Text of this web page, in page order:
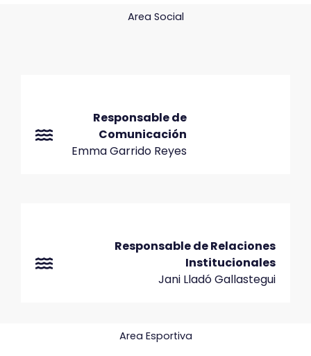
Area Social
Responsable de
Comunicación
Emma Garrido Reyes
Responsable de Relaciones
Institucionales
Jani Lladó Gallastegui
Area Esportiva